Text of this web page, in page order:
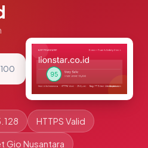
HTTPS Valid
Gio Nusantara